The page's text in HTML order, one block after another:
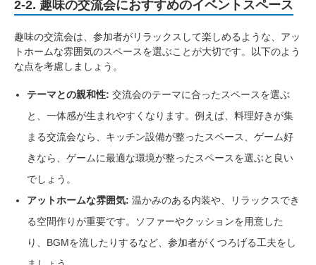
2-2. 趣味の交流会におすすめのイベントスペース
趣味の交流会は、参加者がリラックスして楽しめるような、アッ
トホームな雰囲気のスペースを選ぶことが大切です。以下のよう
な点を考慮しましょう。
テーマとの親和性: 交流会のテーマに合ったスペースを選ぶ
と、一体感が生まれやすくなります。例えば、料理好きが集
まる交流会なら、キッチン設備が整ったスペース、ゲーム好
きなら、ゲームに最適な環境が整ったスペースを選ぶと良い
でしょう。
アットホームな雰囲気: 温かみのある内装や、リラックスでき
る空間作りが重要です。ソファーやクッションを用意した
り、BGMを流したりするなど、参加者がくつろげる工夫をし